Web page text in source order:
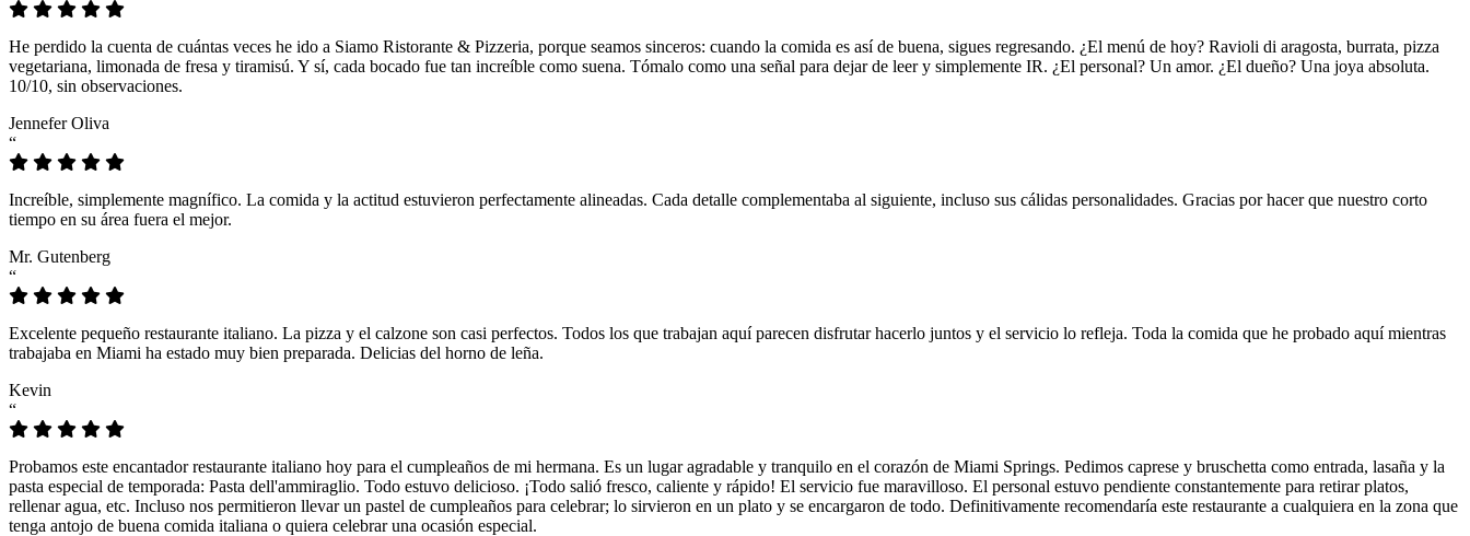
He perdido la cuenta de cuántas veces he ido a Siamo Ristorante & Pizzeria, porque seamos sinceros: cuando la comida es así de buena, sigues regresando. ¿El menú de hoy? Ravioli di aragosta, burrata, pizza
vegetariana, limonada de fresa y tiramisú. Y sí, cada bocado fue tan increíble como suena. Tómalo como una señal para dejar de leer y simplemente IR. ¿El personal? Un amor. ¿El dueño? Una joya absoluta.
10/10, sin observaciones.
Jennefer Oliva
“
Increíble, simplemente magnífico. La comida y la actitud estuvieron perfectamente alineadas. Cada detalle complementaba al siguiente, incluso sus cálidas personalidades. Gracias por hacer que nuestro corto
tiempo en su área fuera el mejor.
Mr. Gutenberg
“
Excelente pequeño restaurante italiano. La pizza y el calzone son casi perfectos. Todos los que trabajan aquí parecen disfrutar hacerlo juntos y el servicio lo refleja. Toda la comida que he probado aquí mientras
trabajaba en Miami ha estado muy bien preparada. Delicias del horno de leña.
Kevin
“
Probamos este encantador restaurante italiano hoy para el cumpleaños de mi hermana. Es un lugar agradable y tranquilo en el corazón de Miami Springs. Pedimos caprese y bruschetta como entrada, lasaña y la
pasta especial de temporada: Pasta dell'ammiraglio. Todo estuvo delicioso. ¡Todo salió fresco, caliente y rápido! El servicio fue maravilloso. El personal estuvo pendiente constantemente para retirar platos,
rellenar agua, etc. Incluso nos permitieron llevar un pastel de cumpleaños para celebrar; lo sirvieron en un plato y se encargaron de todo. Definitivamente recomendaría este restaurante a cualquiera en la zona que
tenga antojo de buena comida italiana o quiera celebrar una ocasión especial.